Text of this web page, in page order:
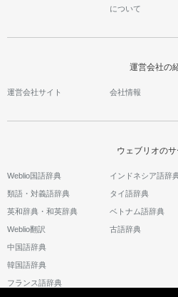
について
運営会社の
運営会社サイト 会社情報
ウェブリオの
Weblio国語辞典
類語・対義語辞典
英和辞典・和英辞典
Weblio翻訳
中国語辞典
韓国語辞典
フランス語辞典
インドネシア語辞
タイ語辞典
ベトナム語辞典
古語辞典